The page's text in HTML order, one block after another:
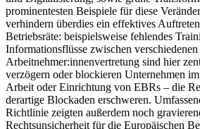
prominentesten Beispiele für diese
verhindern überdies ein effektives
Betriebsräte: beispielsweise fehlendes
Informationsflüsse zwischen
Arbeitnehmer:innenvertretung sind hier
verzögern oder blockieren Unternehmen
Arbeit oder Einrichtung von EBRs – die
derartige Blockaden erschweren.
Richtlinie zeigten außerdem noch
Rechtsunsicherheit für die Europäischen